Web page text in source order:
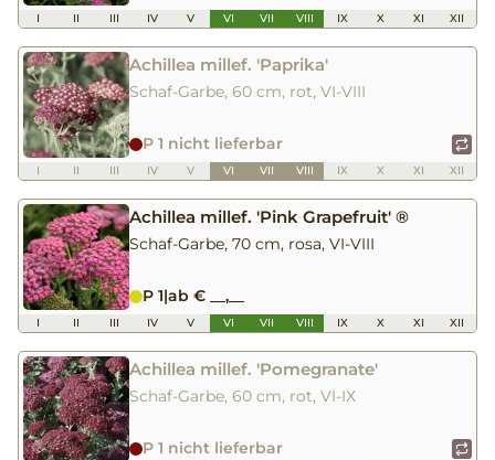
I II III IV V VI VII VIII IX X XI XII
Achillea millef. 'Paprika'
Schaf-Garbe, 60 cm, rot, VI-VIII
P 1 nicht lieferbar
I II III IV V VI VII VIII IX X XI XII
Achillea millef. 'Pink Grapefruit' ®
Schaf-Garbe, 70 cm, rosa, VI-VIII
P 1|ab € __,__
I II III IV V VI VII VIII IX X XI XII
Achillea millef. 'Pomegranate'
Schaf-Garbe, 60 cm, rot, VI-IX
P 1 nicht lieferbar